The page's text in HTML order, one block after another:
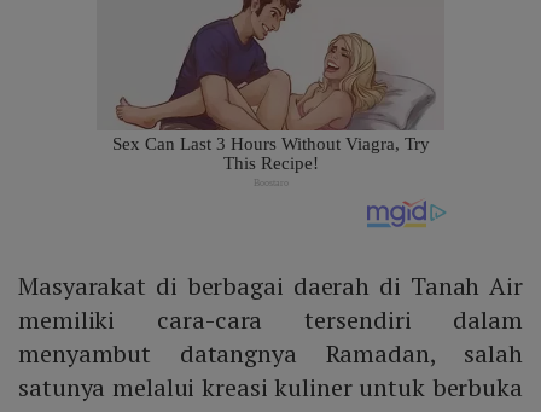
Masyarakat di berbagai daerah di Tanah Air
memiliki cara-cara tersendiri dalam
menyambut datangnya Ramadan, salah
satunya melalui kreasi kuliner untuk berbuka